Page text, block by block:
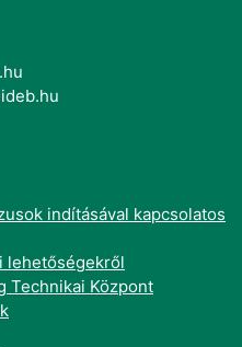
indításával kapcsolatos
lehetőségekről
Technikai Központ